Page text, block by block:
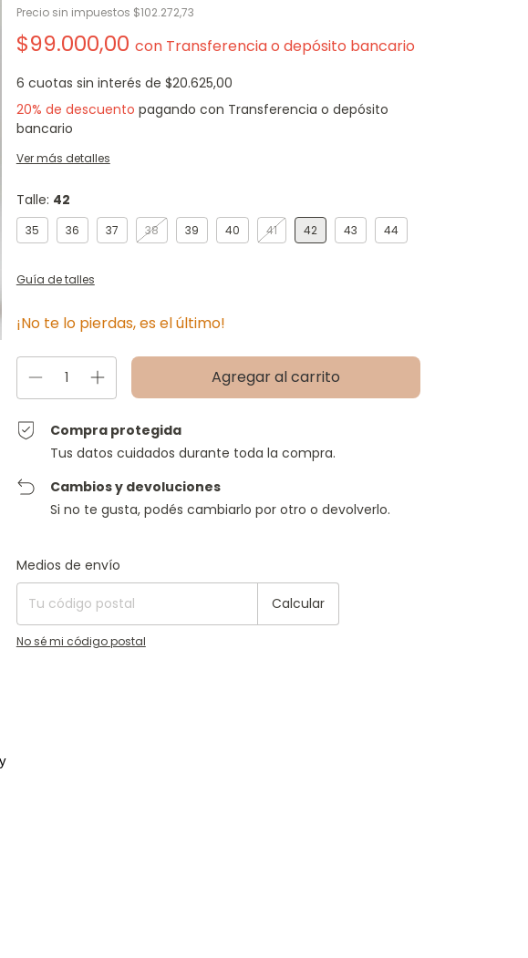
Precio sin impuestos $102.272,73
$99.000,00 con Transferencia o depósito bancario
6 cuotas sin interés de $20.625,00
20% de descuento pagando con Transferencia o depósito
bancario
Ver más detalles
Talle: 42
35 36 37 38 39 40 41 42 43 44
Guía de talles
¡No te lo pierdas, es el último!
Compra protegida
Tus datos cuidados durante toda la compra.
Cambios y devoluciones
Si no te gusta, podés cambiarlo por otro o devolverlo.
Entregas para el CP:
Medios de envío
Calcular
No sé mi código postal